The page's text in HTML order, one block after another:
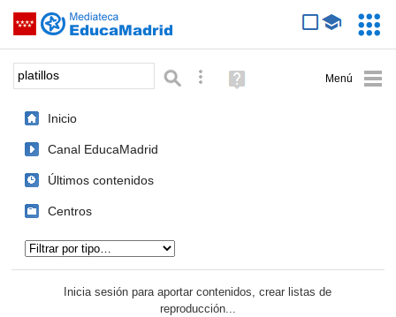
Saltar navegación
Palabra o frase: Búsqueda avanzada
Ayuda
(en
Inicio
Canal EducaMadrid
Últimos contenidos
Centros
Inicia sesión para aportar contenidos, crear listas de
reproducción...